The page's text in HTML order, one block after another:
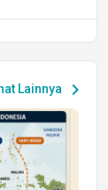
2 Dukung
Lainnya chevron_right